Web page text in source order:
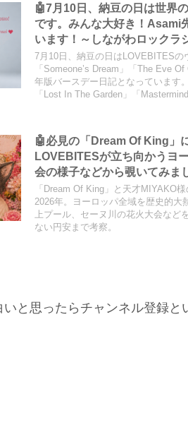
🤖7月10日、納豆の日は世界
です。みんな大好き！Asami
います！～しながわロック
Birthday】【LOVEBITES
【LOVEBITES The Eve Of
Addicted】 【LOVEBITES
7月10日、納豆の日はLOVEBITESの
「Someone’s Dream」「The Eve
年版バースデー日記となっています
「Lost In The Garden」「
🤖必見の「Dream Of King」
LOVEBITESが立ち向かうヨ
会の様子などから覗いてみま
King】【LOVEBITES
Party】【Black Sabath N.I.B
「Dream Of King」と天才MIYAKO
2026年。ヨーロッパ全域を歴史的
上プール、セーヌ川の花火大会な
ない円安まで考察。
いと思ったらチャンネル登録